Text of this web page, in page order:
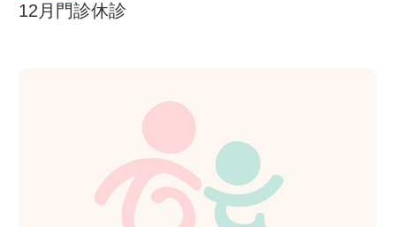
12月門診休診
view
more